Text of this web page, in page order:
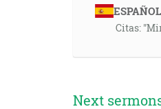
ESPAÑOL
Citas:
Next